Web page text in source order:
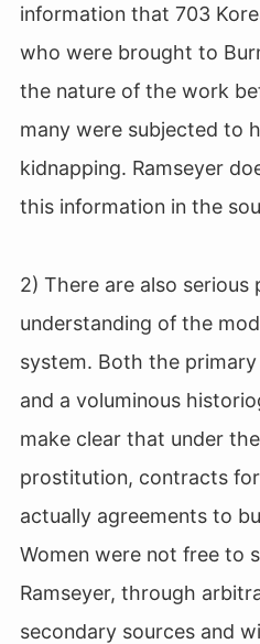
information that 703
who were brought to
the nature of the work
many were subjected to
kidnapping. Ramseyer
this information in the
2) There are also
understanding of the
system. Both the
and a voluminous
make clear that under
prostitution, contracts
actually agreements to
Women were not free to
Ramseyer, through
secondary sources and